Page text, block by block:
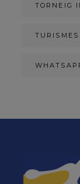
TORNEIG